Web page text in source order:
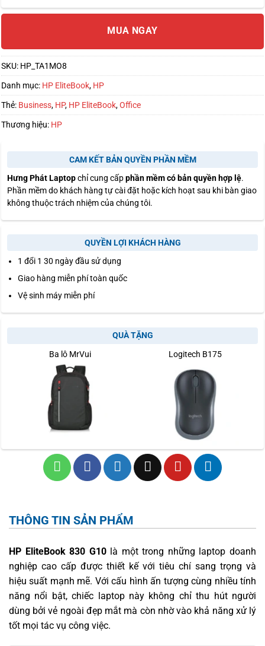
MUA NGAY
SKU: HP_TA1MO8
Danh mục: HP EliteBook, HP
Thẻ: Business, HP, HP EliteBook,Office
Thương hiệu: HP
CAM KẾT BẢN QUYỀN PHẦN MỀM
Hưng Phát Laptopchỉ cung cấpphần mềm có bản quyền hợp lệ.
Phần mềm do khách hàng tự cài đặt hoặc kích hoạt sau khi bàn giao
không thuộc trách nhiệm của chúng tôi.
QUYỀN LỢI KHÁCH HÀNG
1 đổi 1 30 ngày đầu sử dụng
Giao hàng miễn phí toàn quốc
Vệ sinh máy miễn phí
QUÀ TẶNG
Ba lô MrVui Logitech B175
THÔNG TIN SẢN PHẨM
HP EliteBook 830 G10là một trong những laptop doanh
nghiệp cao cấp được thiết kế với tiêu chí sang trọng và
hiệu suất mạnh mẽ. Với cấu hình ấn tượng cùng nhiều tính
năng nổi bật, chiếc laptop này không chỉ thu hút người
dùng bởi vẻ ngoài đẹp mắt mà còn nhờ vào khả năng xử lý
tốt mọi tác vụ công việc.